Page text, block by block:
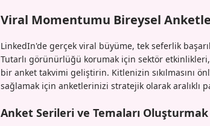
Viral Momentumu Bireysel
LinkedIn'de gerçek viral büyüme, tek seferlik
Tutarlı görünürlüğü korumak için sektör
bir anket takvimi geliştirin. Kitlenizin sıkılmasını
sağlamak için anketlerinizi stratejik olarak aralıklı
Anket Serileri ve Temaları Oluşturmak